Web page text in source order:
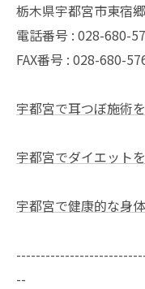
栃木県宇都宮市東宿
電話番号 : 028-680-
FAX番号 : 028-680-
宇都宮で耳つぼ施術
宇都宮でダイエット
宇都宮で健康的な身
--